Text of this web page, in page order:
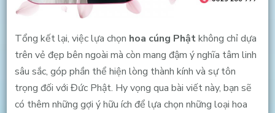
Tổng kết lại, việc lựa chọn hoa cúng Phậtkhông chỉ dựa
trên vẻ đẹp bên ngoài mà còn mang đậm ý nghĩa tâm linh
sâu sắc, góp phần thể hiện lòng thành kính và sự tôn
trọng đối với Đức Phật. Hy vọng qua bài viết này, bạn sẽ
có thêm những gợi ý hữu ích để lựa chọn những loại hoa